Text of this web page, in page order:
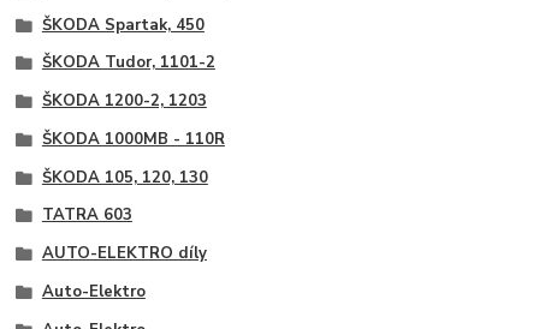
ŠKODA Spartak, 450
ŠKODA Tudor, 1101-2
ŠKODA 1200-2, 1203
ŠKODA 1000MB - 110R
ŠKODA 105, 120, 130
TATRA 603
AUTO-ELEKTRO díly
Auto-Elektro